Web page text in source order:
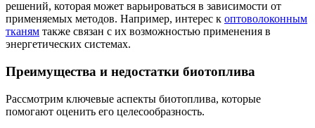
решений, которая может варьироваться в зависимости от
применяемых методов. Например, интерес к оптоволоконным
тканям также связан с их возможностью применения в
энергетических системах.
Преимущества и недостатки биотоплива
Рассмотрим ключевые аспекты биотоплива, которые
помогают оценить его целесообразность.